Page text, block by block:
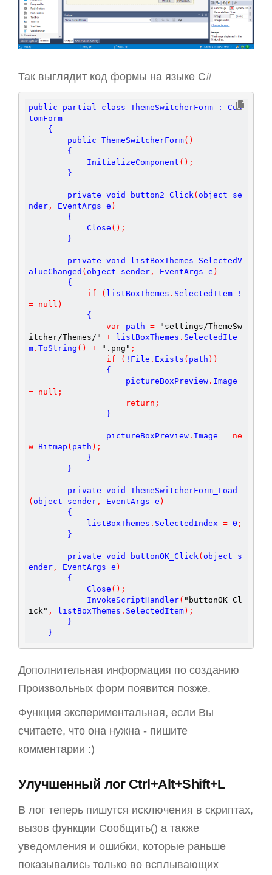
Так выглядит код формы на языке C#
public partial class ThemeSwitcherForm : Cus
tomForm
        public ThemeSwitcherForm
( )
            InitializeComponent
( ) ;
        private void button2_Click
( object se
nder , EventArgs e )
            Close
( ) ;
alueChanged ( object sender , EventArgs e )
if
( listBoxThemes . SelectedItem !
= null )
var path =
"settings/ThemeSw
itcher/Themes/"
+ listBoxThemes . SelectedIte
m . ToString ( ) + ".png" ;
if
( !File . Exists ( path ) )
                    pictureBoxPreview
.
= null ;
return ;
                pictureBoxPreview
. Image = ne
w Bitmap ( path ) ;
        private void ThemeSwitcherForm_Load
( object sender , EventArgs e )
            listBoxThemes
. SelectedIndex = 0 ;
        private void buttonOK_Click
( object s
ender , EventArgs e )
            Close
( ) ;
            InvokeScriptHandler
( "buttonOK_Cl
ick" , listBoxThemes . SelectedItem) ;
Дополнительная информация по созданию
Произвольных форм появится позже.
Функция экспериментальная, если Вы
считаете, что она нужна - пишите
комментарии :)
Улучшенный лог Ctrl+Alt+Shift+L
В лог теперь пишутся исключения в скриптах,
вызов функции Сообщить() а также
уведомления и ошибки, которые раньше
показывались только во всплывающих